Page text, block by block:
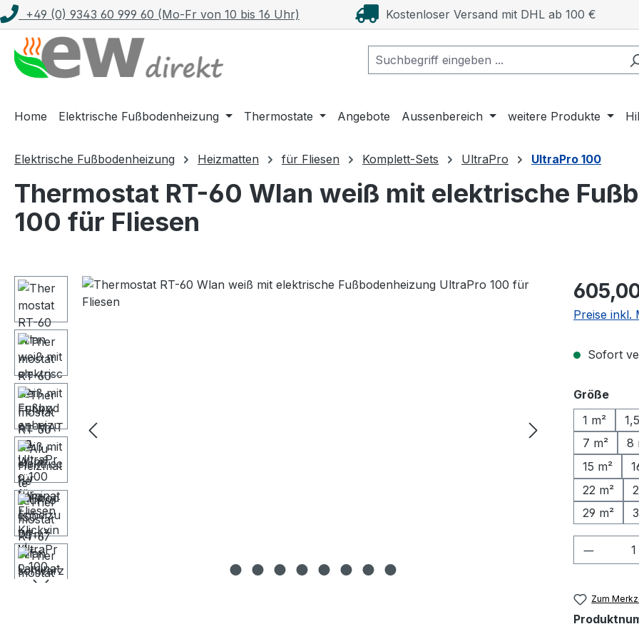
Hauptinhalt springen
Zur Suche springen
Zur Hauptnavigation springen
+49 (0) 9343 60 999 60 (Mo-Fr von 10 bis 16 Uhr) Kostenloser Versand mit DHL ab 100 €
Home Elektrische Fußbodenheizung Thermostate Angebote Aussenbereich weitere Produkte
Elektrische Fußbodenheizung Heizmatten für Fliesen Komplett-Sets UltraPro UltraPro 100
Thermostat RT-60 Wlan weiß mit elektrische
100 für Fliesen
Bildergalerie überspringen Regulärer
Preise inkl.
Sofort
Größe
1 m²
7 m²
8
15 m²
22 m²
29 m²
Zum